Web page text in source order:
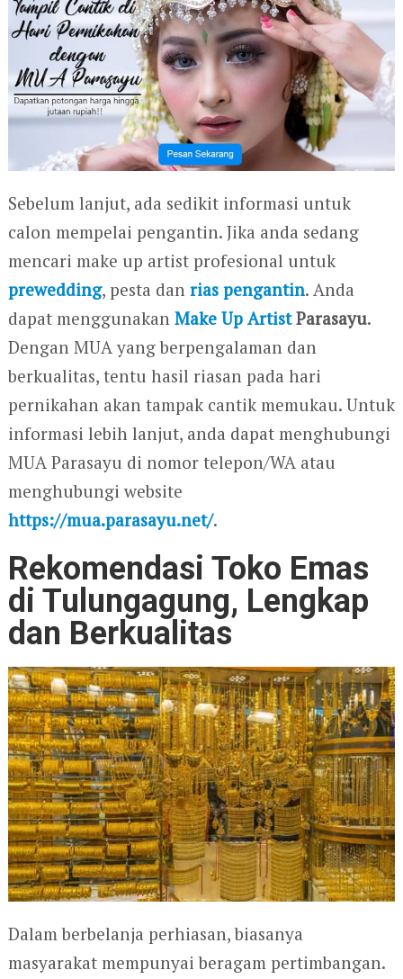
Sebelum lanjut, ada sedikit informasi untuk
calon mempelai pengantin. Jika anda sedang
mencari make up artist profesional untuk
prewedding, pesta dan rias pengantin. Anda
dapat menggunakan Make Up ArtistParasayu.
Dengan MUA yang berpengalaman dan
berkualitas, tentu hasil riasan pada hari
pernikahan akan tampak cantik memukau. Untuk
informasi lebih lanjut, anda dapat menghubungi
MUA Parasayu di nomor telepon/WA atau
menghubungi website
https://mua.parasayu.net/.
Rekomendasi Toko Emas
di Tulungagung, Lengkap
dan Berkualitas
Dalam berbelanja perhiasan, biasanya
masyarakat mempunyai beragam pertimbangan.